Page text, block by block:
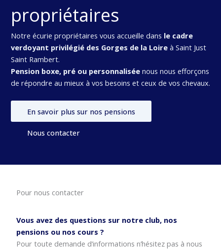
propriétaires
Notre écurie propriétaires vous accueille dans le cadre
verdoyant privilégié des Gorges de la Loireà Saint Just
Saint Rambert.
Pension boxe, pré ou personnaliséenous nous efforçons
de répondre au mieux à vos besoins et ceux de vos chevaux.
En savoir plus sur nos pensions
Nous contacter
Pour nous contacter
Vous avez des questions sur notre club, nos
pensions ou nos cours ?
Pour toute demande d’informations n’hésitez pas à nous